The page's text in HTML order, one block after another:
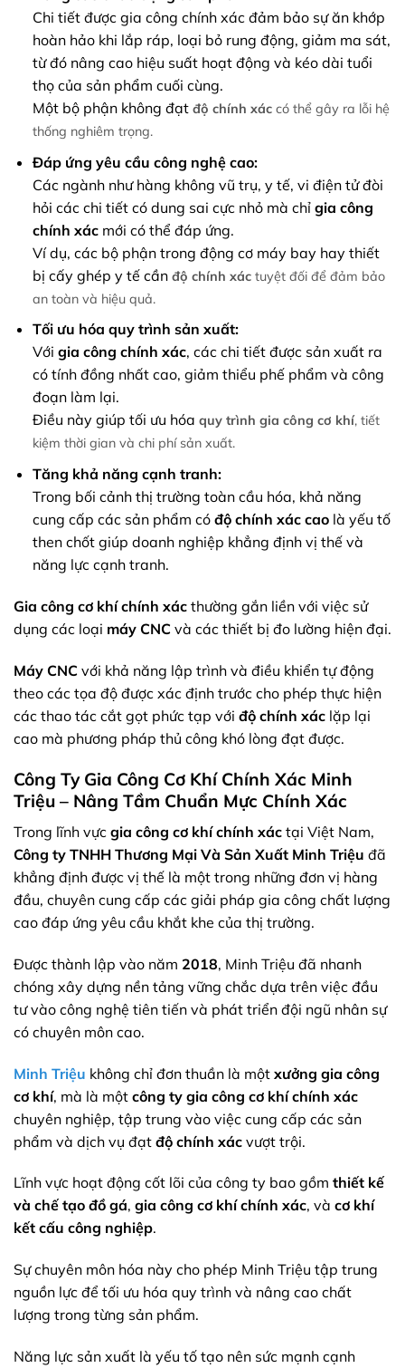
Chi tiết được gia công chính xác đảm bảo sự ăn khớp
hoàn hảo khi lắp ráp, loại bỏ rung động, giảm ma sát,
từ đó nâng cao hiệu suất hoạt động và kéo dài tuổi
thọ của sản phẩm cuối cùng.
Một bộ phận không đạt độ chính xáccó thể gây ra lỗi hệ
thống nghiêm trọng.
Đáp ứng yêu cầu công nghệ cao:
Các ngành như hàng không vũ trụ, y tế, vi điện tử đòi
hỏi các chi tiết có dung sai cực nhỏ mà chỉ gia công
chính xácmới có thể đáp ứng.
Ví dụ, các bộ phận trong động cơ máy bay hay thiết
bị cấy ghép y tế cần độ chính xáctuyệt đối để đảm bảo
an toàn và hiệu quả.
Tối ưu hóa quy trình sản xuất:
Với gia công chính xác, các chi tiết được sản xuất ra
có tính đồng nhất cao, giảm thiểu phế phẩm và công
đoạn làm lại.
Điều này giúp tối ưu hóa quy trình gia công cơ khí, tiết
kiệm thời gian và chi phí sản xuất.
Tăng khả năng cạnh tranh:
Trong bối cảnh thị trường toàn cầu hóa, khả năng
cung cấp các sản phẩm có độ chính xác caolà yếu tố
then chốt giúp doanh nghiệp khẳng định vị thế và
năng lực cạnh tranh.
Gia công cơ khí chính xác thường gắn liền với việc sử
dụng các loại máy CNC và các thiết bị đo lường hiện đại.
Máy CNC với khả năng lập trình và điều khiển tự động
theo các tọa độ được xác định trước cho phép thực hiện
các thao tác cắt gọt phức tạp với độ chính xác lặp lại
cao mà phương pháp thủ công khó lòng đạt được.
Công Ty Gia Công Cơ Khí Chính Xác Minh
Triệu – Nâng Tầm Chuẩn Mực Chính Xác
Trong lĩnh vực gia công cơ khí chính xác tại Việt Nam,
Công ty TNHH Thương Mại Và Sản Xuất Minh Triệu đã
khẳng định được vị thế là một trong những đơn vị hàng
đầu, chuyên cung cấp các giải pháp gia công chất lượng
cao đáp ứng yêu cầu khắt khe của thị trường.
Được thành lập vào năm 2018, Minh Triệu đã nhanh
chóng xây dựng nền tảng vững chắc dựa trên việc đầu
tư vào công nghệ tiên tiến và phát triển đội ngũ nhân sự
có chuyên môn cao.
Minh Triệu không chỉ đơn thuần là một xưởng gia công
cơ khí, mà là một công ty gia công cơ khí chính xác
chuyên nghiệp, tập trung vào việc cung cấp các sản
phẩm và dịch vụ đạt độ chính xác vượt trội.
Lĩnh vực hoạt động cốt lõi của công ty bao gồm thiết kế
và chế tạo đồ gá, gia công cơ khí chính xác, và cơ khí
kết cấu công nghiệp.
Sự chuyên môn hóa này cho phép Minh Triệu tập trung
nguồn lực để tối ưu hóa quy trình và nâng cao chất
lượng trong từng sản phẩm.
Năng lực sản xuất là yếu tố tạo nên sức mạnh cạnh